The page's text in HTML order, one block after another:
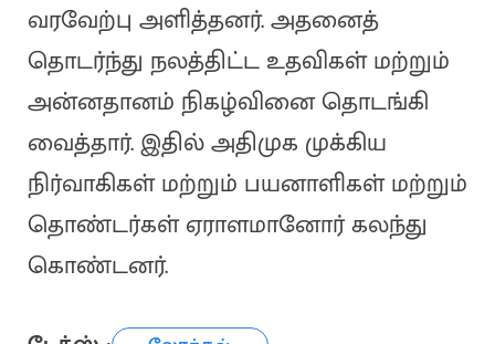
வரவேற்பு அளித்தனர். அதனைத்
தொடர்ந்து நலத்திட்ட உதவிகள் மற்றும்
அன்னதானம் நிகழ்வினை தொடங்கி
வைத்தார். இதில் அதிமுக முக்கிய
நிர்வாகிகள் மற்றும் பயனாளிகள் மற்றும்
தொண்டர்கள் ஏராளமானோர் கலந்து
கொண்டனர்.